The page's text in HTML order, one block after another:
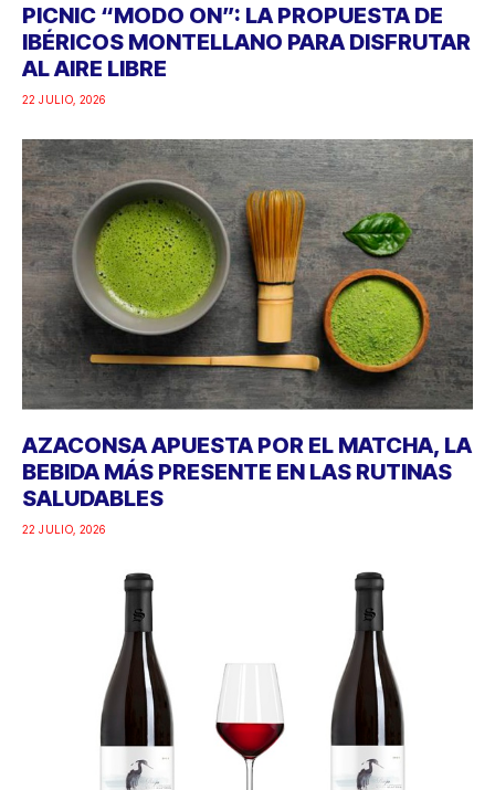
PICNIC “MODO ON”: LA PROPUESTA DE
IBÉRICOS MONTELLANO PARA DISFRUTAR
AL AIRE LIBRE
22 JULIO, 2026
AZACONSA APUESTA POR EL MATCHA, LA
BEBIDA MÁS PRESENTE EN LAS RUTINAS
SALUDABLES
22 JULIO, 2026